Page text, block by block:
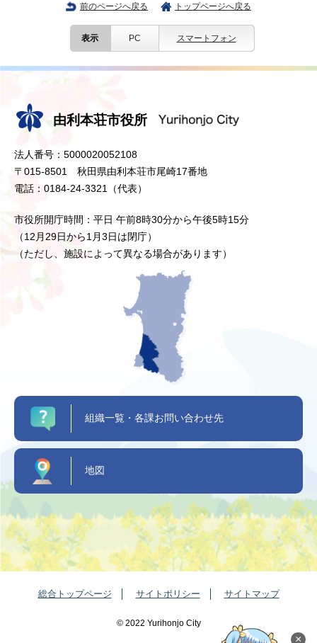
前のページへ戻る トップページへ戻る
表示 PC スマートフォン
×
由利本荘市役所
法人番号：5000020052108
〒015-8501 秋田県由利本荘市尾崎17番地
電話：0184-24-3321（代表）
市役所開庁時間：平日 午前8時30分から午後5時15分
（12月29日から1月3日は閉庁）
（ただし、施設によって異なる場合があります）
組織一覧・各課お問い合わせ先
地図
総合トップページ サイトポリシー サイトマップ
©️ 2022 Yurihonjo City